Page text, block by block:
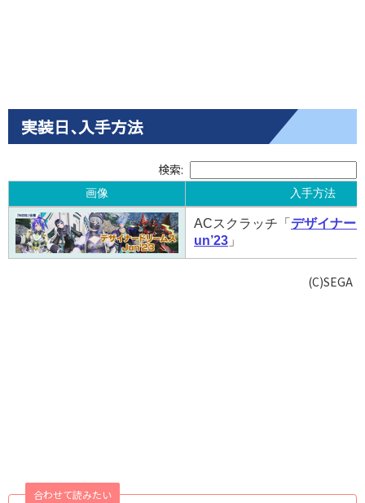
実装日､入手方法
検索:
画像 入手方法
画像 入手方法
ACスクラッチ「 デザイナー
un’23 」
(C)SEGA
合わせて読みたい